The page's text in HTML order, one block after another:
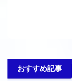
おすすめ記事